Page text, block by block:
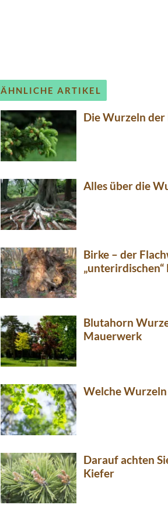
ÄHNLICHE ARTIKEL
Die Wurzeln der
Alles über die
Birke – der
„unterirdischen“
Blutahorn
Mauerwerk
Welche Wurzeln
Darauf achten
Kiefer